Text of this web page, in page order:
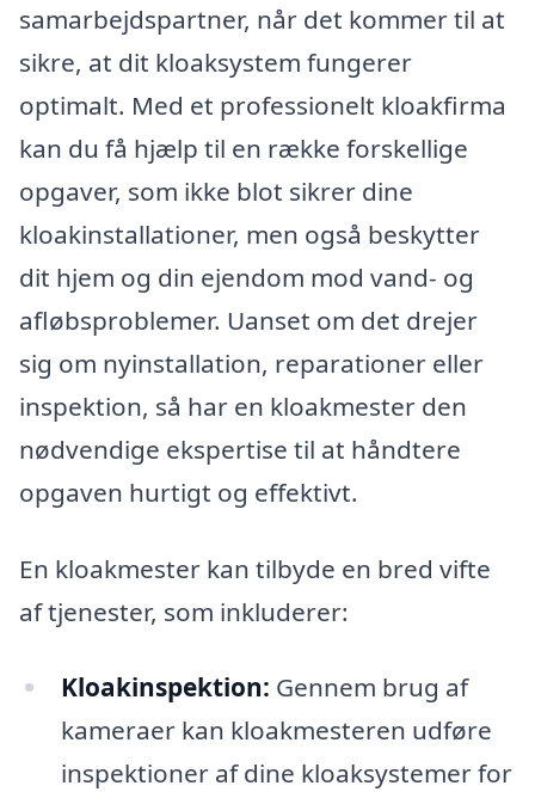
samarbejdspartner, når det kommer til at
sikre, at dit kloaksystem fungerer
optimalt. Med et professionelt kloakfirma
kan du få hjælp til en række forskellige
opgaver, som ikke blot sikrer dine
kloakinstallationer, men også beskytter
dit hjem og din ejendom mod vand- og
afløbsproblemer. Uanset om det drejer
sig om nyinstallation, reparationer eller
inspektion, så har en kloakmester den
nødvendige ekspertise til at håndtere
opgaven hurtigt og effektivt.
En kloakmester kan tilbyde en bred vifte
af tjenester, som inkluderer:
Kloakinspektion: Gennem brug af
kameraer kan kloakmesteren udføre
inspektioner af dine kloaksystemer for